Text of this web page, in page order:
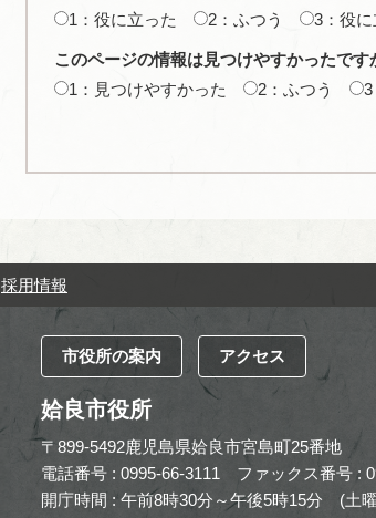
1：役に立った
2：ふつう 3：役
このページの情報は見つけやすかったです
1：見つけやすかった
2：ふつう 3
採用情報
市役所の案内 アクセス
姶良市役所
〒899-5492鹿児島県姶良市宮島町25番地
電話番号 : 0995-66-3111
ファックス番号 :
開庁時間 : 午前8時30分～午後5時15分
(土